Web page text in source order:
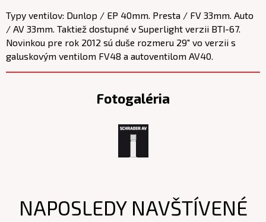
Typy ventilov: Dunlop / EP 40mm. Presta / FV 33mm. Auto
/ AV 33mm. Taktiež dostupné v Superlight verzii BTI-67.
Novinkou pre rok 2012 sú duše rozmeru 29" vo verzii s
galuskovým ventilom FV48 a autoventilom AV40.
Fotogaléria
NAPOSLEDY NAVŠTÍVENÉ